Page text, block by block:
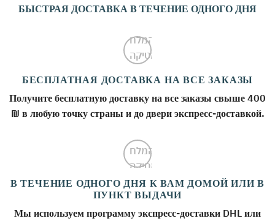
БЫСТРАЯ ДОСТАВКА В ТЕЧЕНИЕ ОДНОГО ДНЯ
БЕСПЛАТНАЯ ДОСТАВКА НА ВСЕ ЗАКАЗЫ
Получите бесплатную доставку на все заказы свыше 400
₪ в любую точку страны и до двери экспресс-доставкой.
В ТЕЧЕНИЕ ОДНОГО ДНЯ К ВАМ ДОМОЙ ИЛИ В
ПУНКТ ВЫДАЧИ
Мы используем программу экспресс-доставки DHL или